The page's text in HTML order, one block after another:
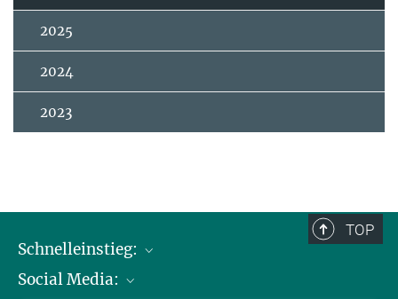
2025
2024
2023
TOP
Schnelleinstieg:
Publikationen
Social Media: